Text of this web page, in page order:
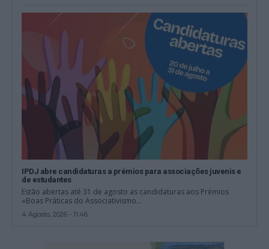
IPDJ abre candidaturas a prémios para associações juvenis e
de estudantes
Estão abertas até 31 de agosto as candidaturas aos Prémios
«Boas Práticas do Associativismo...
4 Agosto, 2026 - 11:46